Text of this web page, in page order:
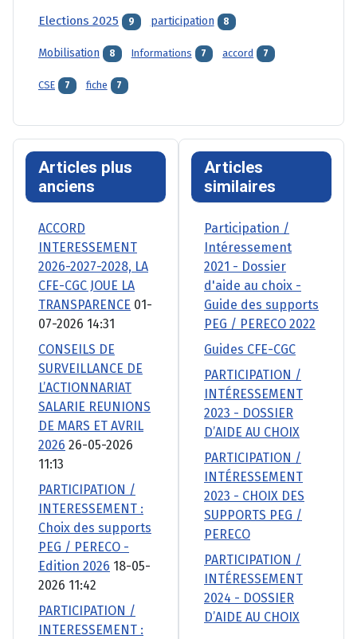
Elections 2025 9 participation 8
Mobilisation 8 Informations 7 accord 7
CSE 7 fiche 7
Articles plus
anciens
ACCORD
INTERESSEMENT
2026-2027-2028, LA
CFE-CGC JOUE LA
TRANSPARENCE 01-
07-2026 14:31
CONSEILS DE
SURVEILLANCE DE
L’ACTIONNARIAT
SALARIE REUNIONS
DE MARS ET AVRIL
2026 26-05-2026
11:13
PARTICIPATION /
INTERESSEMENT :
Choix des supports
PEG / PERECO -
Edition 2026 18-05-
2026 11:42
PARTICIPATION /
INTERESSEMENT :
Articles
similaires
Participation /
Intéressement
2021 - Dossier
d'aide au choix -
Guide des supports
PEG / PERECO 2022
Guides CFE-CGC
PARTICIPATION /
INTÉRESSEMENT
2023 - DOSSIER
D’AIDE AU CHOIX
PARTICIPATION /
INTÉRESSEMENT
2023 - CHOIX DES
SUPPORTS PEG /
PERECO
PARTICIPATION /
INTÉRESSEMENT
2024 - DOSSIER
D’AIDE AU CHOIX